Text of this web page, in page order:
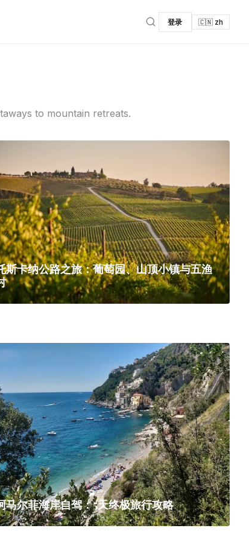
登录 🇨🇳 zh
to mountain retreats.
斯卡纳公路之旅：葡萄园、山顶小镇与五渔
马尔菲海岸自驾：5天终极旅行攻略